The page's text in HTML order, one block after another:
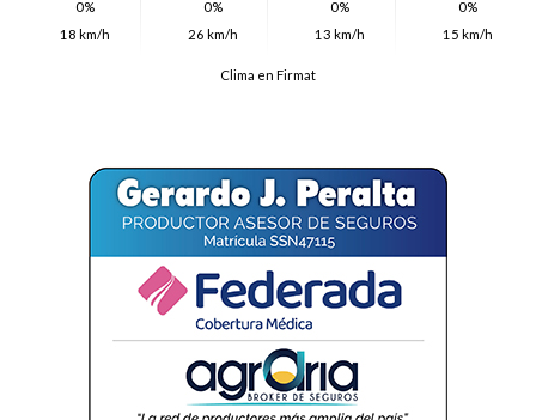
0%
18 km/h
0%
26 km/h
0%
13 km/h
0%
15 km/h
Clima en Firmat